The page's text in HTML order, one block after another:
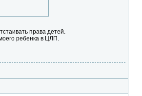
права детей.
ребенка в ЦЛП.